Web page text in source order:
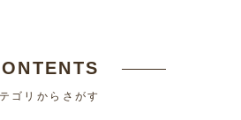
ゴリからさがす